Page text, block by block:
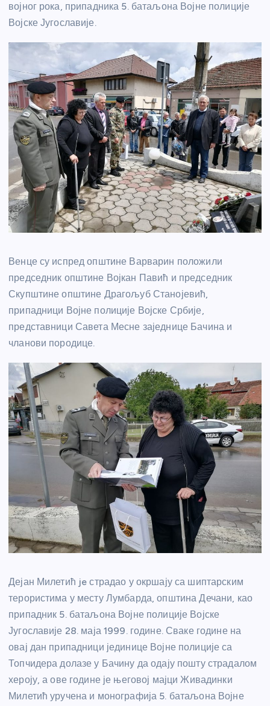
војног рока, припадника 5. батаљона Војне полиције
Војске Југославије.
Венце су испред општине Варварин положили
председник општине Војкан Павић и председник
Скупштине општине Драгољуб Станојевић,
припадници Војне полиције Војске Србије,
представници Савета Месне заједнице Бачина и
чланови породице.
Дејан Милетић je страдао у окршају са шиптарским
терористима у месту Лумбарда, општина Дечани, као
припадник 5. батаљона Војне полиције Војске
Југославије 28. маја 1999. године. Сваке године на
овај дан припадници јединице Војне полиције са
Топчидера долазе у Бачину да одају пошту страдалом
хероју, а ове године је његовој мајци Живадинки
Милетић уручена и монографија 5. батаљона Војне